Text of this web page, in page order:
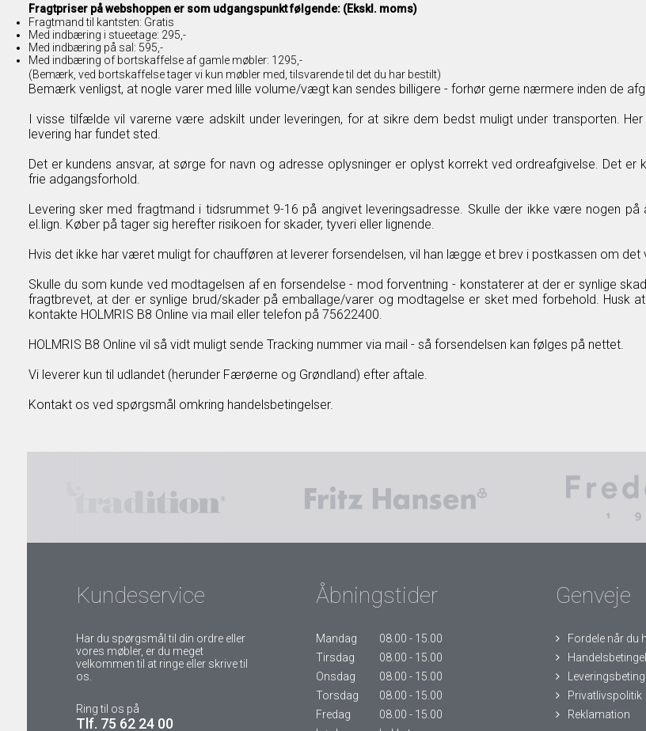
Fragtpriser på webshoppen er som udgangspunkt følgende: (Ekskl. moms)
Fragtmand til kantsten: Gratis
Med indbæring i stueetage: 295,-
Med indbæring på sal: 595,-
Med indbæring of bortskaffelse af gamle møbler: 1295,-
(Bemærk, ved bortskaffelse tager vi kun møbler med, tilsvarende til det du har bestilt)
Bemærk venligst, at nogle varer med lille volume/vægt kan sendes billigere - forhør gerne nærmere inden de
I visse tilfælde vil varerne være adskilt under leveringen, for at sikre dem bedst muligt under transporten.
levering har fundet sted.
Det er kundens ansvar, at sørge for navn og adresse oplysninger er oplyst korrekt ved ordreafgivelse. Det
frie adgangsforhold.
Levering sker med fragtmand i tidsrummet 9-16 på angivet leveringsadresse. Skulle der ikke være nogen
el.lign. Køber på tager sig herefter risikoen for skader, tyveri eller lignende.
Hvis det ikke har været muligt for chaufføren at leverer forsendelsen, vil han lægge et brev i postkassen om det
Skulle du som kunde ved modtagelsen af en forsendelse - mod forventning - konstaterer at der er synlige
fragtbrevet, at der er synlige brud/skader på emballage/varer og modtagelse er sket med forbehold. Husk
kontakte HOLMRIS B8 Online via mail eller telefon på 75622400.
HOLMRIS B8 Online vil så vidt muligt sende Tracking nummer via mail - så forsendelsen kan følges på nettet.
Vi leverer kun til udlandet (herunder Færøerne og Grøndland) efter aftale.
Kontakt os ved spørgsmål omkring handelsbetingelser.
Kundeservice
Har du spørgsmål til din ordre eller
vores møbler, er du meget
velkommen til at ringe eller skrive til
os.
Ring til os på
Tlf. 75 62 24 00
Åbningstider
Mandag
08.00 - 15.00
Tirsdag
08.00 - 15.00
Onsdag
08.00 - 15.00
Torsdag
08.00 - 15.00
Fredag
08.00 - 15.00
Genveje
Fordele når du
Privatlivspolitik
Reklamation